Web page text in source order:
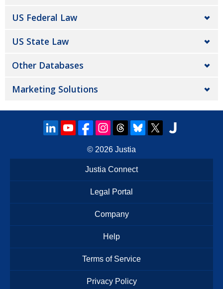
US Federal Law
US State Law
Other Databases
Marketing Solutions
© 2026 Justia
Justia Connect
Legal Portal
Company
Help
Terms of Service
Privacy Policy